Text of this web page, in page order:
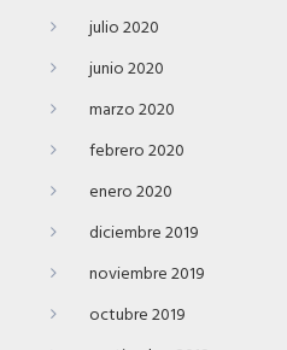
julio 2020
junio 2020
marzo 2020
febrero 2020
enero 2020
diciembre 2019
noviembre 2019
octubre 2019